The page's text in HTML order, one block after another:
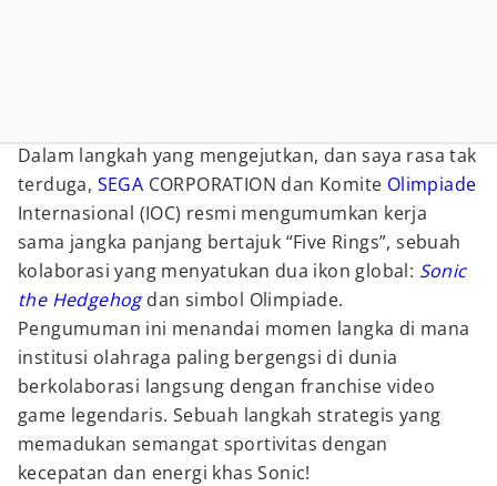
Dalam langkah yang mengejutkan, dan saya rasa tak
terduga, SEGA CORPORATION dan Komite Olimpiade
Internasional (IOC) resmi mengumumkan kerja
sama jangka panjang bertajuk “Five Rings”, sebuah
kolaborasi yang menyatukan dua ikon global: Sonic
the Hedgehogdan simbol Olimpiade.
Pengumuman ini menandai momen langka di mana
institusi olahraga paling bergengsi di dunia
berkolaborasi langsung dengan franchise video
game legendaris. Sebuah langkah strategis yang
memadukan semangat sportivitas dengan
kecepatan dan energi khas Sonic!